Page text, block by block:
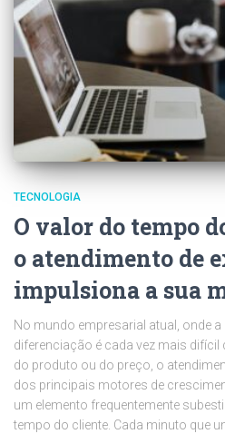
TECNOLOGIA
O valor do tempo
o atendimento de
impulsiona a sua
No mundo empresarial atual, onde
diferenciação é cada vez mais difícil
do produto ou do preço, o
dos principais motores de
um elemento frequentemente
tempo do cliente. Cada minuto que